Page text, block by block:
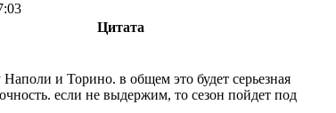
Цитата
и Торино. в общем это будет серьезная
если не выдержим, то сезон пойдет под